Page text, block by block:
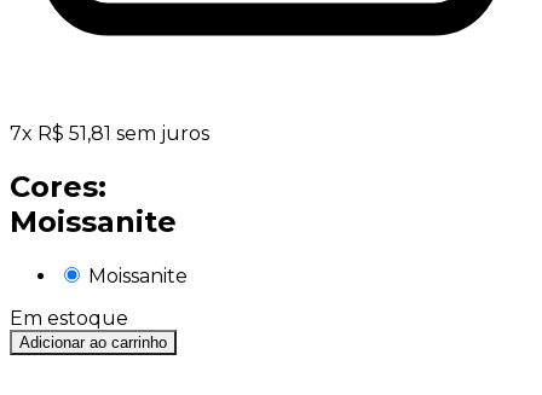
7x R$ 51,81 sem juros
Cores:
Moissanite
Moissanite
Em estoque
Adicionar ao carrinho